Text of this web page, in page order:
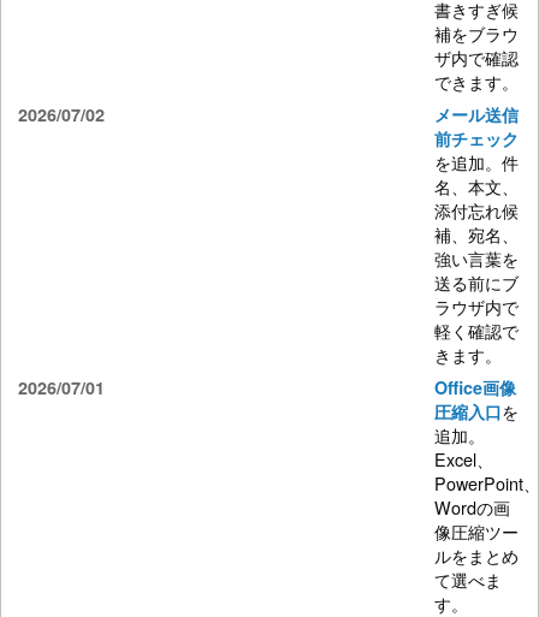
書きすぎ候
補をブラウ
ザ内で確認
できます。
2026/07/02
メール送信
前チェック
を追加。件
名、本文、
添付忘れ候
補、宛名、
強い言葉を
送る前にブ
ラウザ内で
軽く確認で
きます。
2026/07/01
Office画像
圧縮入口を
追加。
Excel、
PowerPoint
Wordの画
像圧縮ツー
ルをまとめ
て選べま
す。